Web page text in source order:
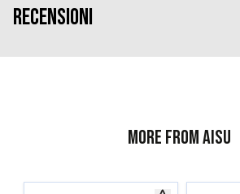
Recensioni
More from AISU